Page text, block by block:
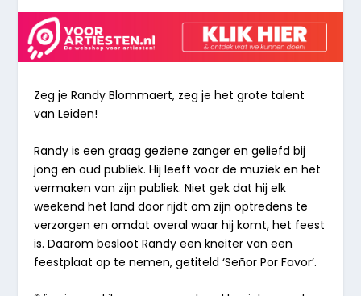
Zeg je Randy Blommaert, zeg je het grote talent
van Leiden!
Randy is een graag geziene zanger en geliefd bij
jong en oud publiek. Hij leeft voor de muziek en het
vermaken van zijn publiek. Niet gek dat hij elk
weekend het land door rijdt om zijn optredens te
verzorgen en omdat overal waar hij komt, het feest
is. Daarom besloot Randy een kneiter van een
feestplaat op te nemen, getiteld ‘Señor Por Favor’.